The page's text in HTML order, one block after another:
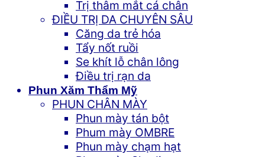
Trị thâm mắt cá chân
ĐIỀU TRỊ DA CHUYÊN SÂU
Căng da trẻ hóa
Tẩy nốt ruồi
Se khít lỗ chân lông
Điều trị rạn da
Phun Xăm Thẩm Mỹ
PHUN CHÂN MÀY
Phun mày tán bột
Phum mày OMBRE
Phun mày chạm hạt